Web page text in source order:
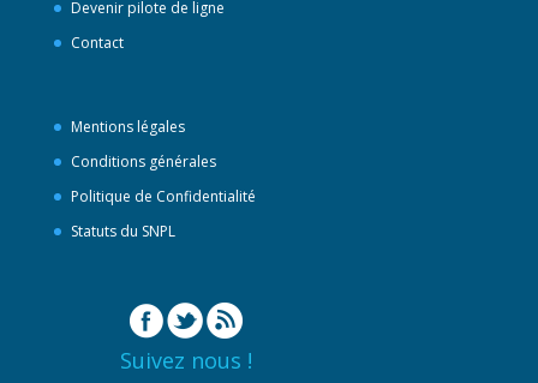
Devenir pilote de ligne
Contact
Mentions légales
Conditions générales
Politique de Confidentialité
Statuts du SNPL
Suivez nous !